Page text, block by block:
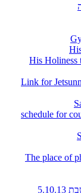
His Holiness
Link for
schedule for
The place of